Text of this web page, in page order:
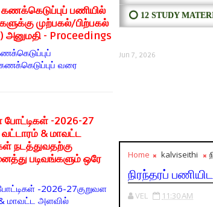
பணியில்
முற்பகல்/பிற்பகல்
அனுமதி - Proceedings
வரை
போட்டிகள் -2026-27
& மாவட்ட
நடத்துவதற்கு
படிவங்களும் ஒரே
-2026-27குறுவள
மாவட்ட அளவில்
⭕ 12 STUDY
Jun 7, 2026
Home kalviseithi
நிரந்தரப்
VEL 11:30 AM